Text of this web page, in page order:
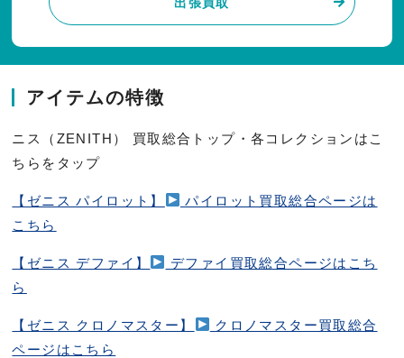
アイテムの特徴
ニス（ZENITH） 買取総合トップ・各コレクションはこ
ちらをタップ
【ゼニス パイロット】
パイロット買取総合ページは
こちら
【ゼニス デファイ】
デファイ買取総合ページはこち
ら
【ゼニス クロノマスター】
クロノマスター買取総合
ページはこちら